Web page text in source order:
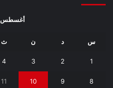
أغسطس 2026
س د ن ث
1
2
3
4
8
9
10
11